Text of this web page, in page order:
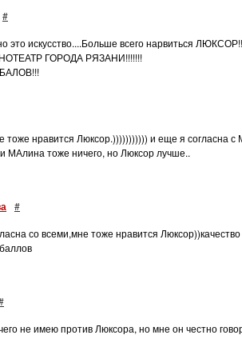
#
это искусство....Больше всего нарвиться
ГОРОДА РЯЗАНИ!!!!!!!
тоже нравится Люксор.))))))))))) и еще я согласна
МАлина тоже ничего, но Люксор лучше..
#
со всеми,мне тоже нравится
не имею против Люксора, но мне он честно